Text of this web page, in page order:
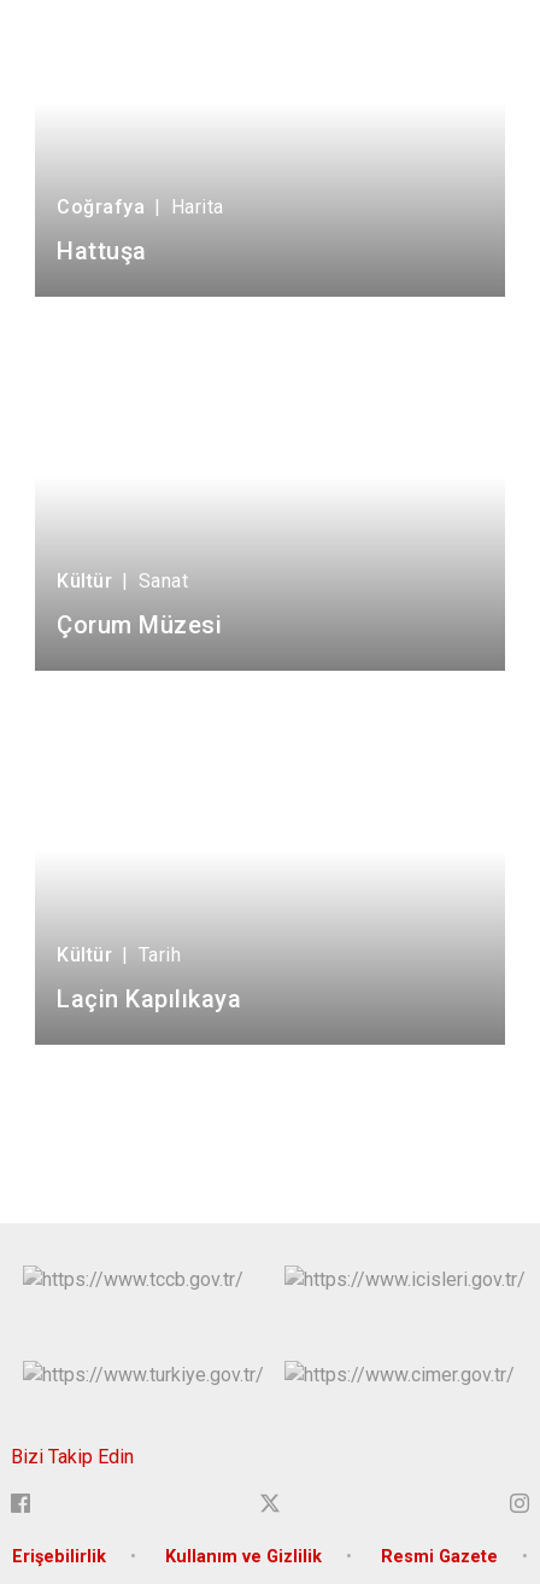
Coğrafya | Harita
Hattuşa
Kültür | Sanat
Çorum Müzesi
Kültür | Tarih
Laçin Kapılıkaya
Bizi Takip Edin
Erişebilirlik Kullanım ve Gizlilik Resmi Gazete